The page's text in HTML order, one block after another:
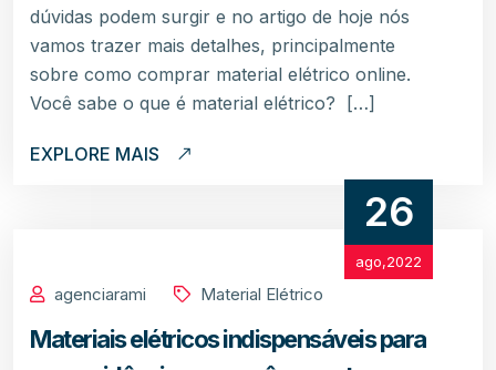
dúvidas podem surgir e no artigo de hoje nós
vamos trazer mais detalhes, principalmente
sobre como comprar material elétrico online.
Você sabe o que é material elétrico? […]
EXPLORE MAIS
26
ago,2022
agenciarami Material Elétrico
Materiais elétricos indispensáveis para